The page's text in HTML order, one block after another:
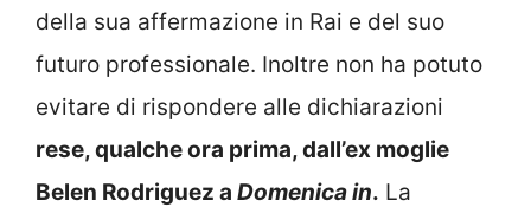
della sua affermazione in Rai e del suo
futuro professionale. Inoltre non ha potuto
evitare di rispondere alle dichiarazioni
rese, qualche ora prima, dall’ex moglie
Belen Rodriguez a Domenica in. La